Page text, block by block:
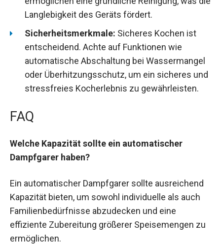
Langlebigkeit des Geräts fördert.
Sicherheitsmerkmale: Sicheres Kochen ist
entscheidend. Achte auf Funktionen wie
automatische Abschaltung bei Wassermangel
oder Überhitzungsschutz, um ein sicheres und
stressfreies Kocherlebnis zu gewährleisten.
FAQ
Welche Kapazität sollte ein automatischer
Dampfgarer haben?
Ein automatischer Dampfgarer sollte ausreichend
Kapazität bieten, um sowohl individuelle als auch
Familienbedürfnisse abzudecken und eine
effiziente Zubereitung größerer Speisemengen zu
ermöglichen.